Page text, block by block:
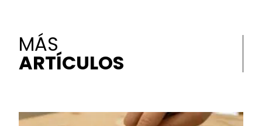
MÁS
ARTÍCULOS